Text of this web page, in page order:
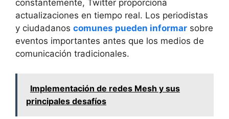
constantemente, Twitter proporciona
actualizaciones en tiempo real. Los periodistas
y ciudadanos comunes pueden informar sobre
eventos importantes antes que los medios de
comunicación tradicionales.
Implementación de redes Mesh y sus
principales desafíos